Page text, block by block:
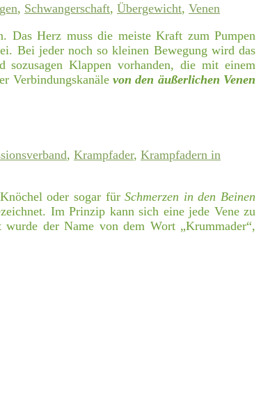
, Schwangerschaft, Übergewicht, Venen
Das Herz muss die meiste Kraft zum Pumpen
Bei jeder noch so kleinen Bewegung wird das
sozusagen Klappen vorhanden, die mit einem
Verbindungskanäle von den äußerlichen Venen
, Krampfader, Krampfadern in
oder sogar fürSchmerzen in den Beinen
Im Prinzip kann sich eine jede Vene zu
wurde der Name von dem Wort „Krummader“,